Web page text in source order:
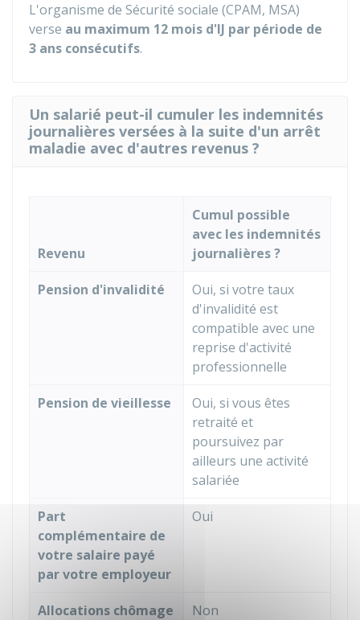
L'organisme de Sécurité sociale (CPAM, MSA)
verse au maximum 12 mois d'IJ par période de
3 ans consécutifs.
Un salarié peut-il cumuler les indemnités
journalières versées à la suite d'un arrêt
maladie avec d'autres revenus ?
Revenu
Cumul possible
avec les indemnités
journalières ?
Pension d'invalidité
Oui, si votre taux
d'invalidité est
compatible avec une
reprise d'activité
professionnelle
Pension de vieillesse
Oui, si vous êtes
retraité et
poursuivez par
ailleurs une activité
salariée
Part
complémentaire de
votre salaire payé
par votre employeur
Oui
Allocations chômage Non